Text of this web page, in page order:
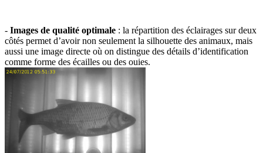
- Images de qualité optimale : la répartition des éclairages sur deux
côtés permet d’avoir non seulement la silhouette des animaux, mais
aussi une image directe où on distingue des détails d’identification
comme forme des écailles ou des ouies.